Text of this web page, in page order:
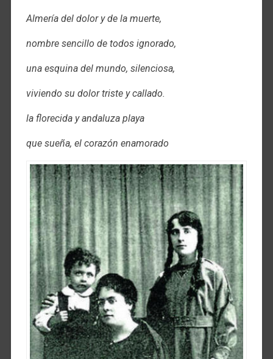
Almería del dolor y de la muerte,
nombre sencillo de todos ignorado,
una esquina del mundo, silenciosa,
viviendo su dolor triste y callado.
la florecida y andaluza playa
que sueña, el corazón enamorado